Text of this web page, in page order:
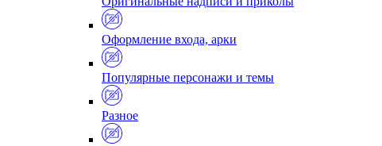
Оформление входа, арки
Популярные персонажи и темы
Разное